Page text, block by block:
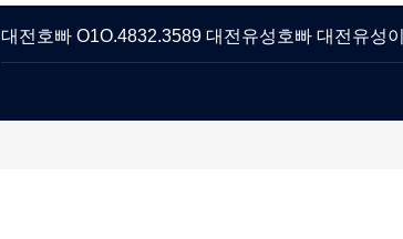
대전호빠 O1O.4832.3589 대전유성호빠 대전유성